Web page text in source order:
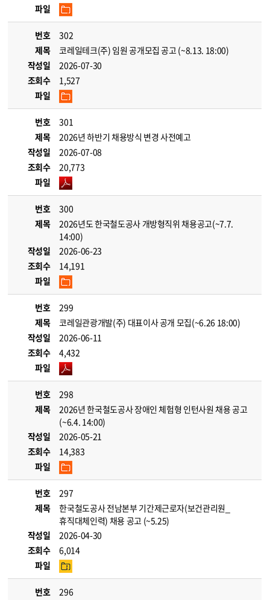
파일
번호
302
제목
코레일테크(주) 임원 공개모집 공고 (~8.13. 18:00)
작성일
2026-07-30
조회수
1,527
파일
번호
301
제목
2026년 하반기 채용방식 변경 사전예고
작성일
2026-07-08
조회수
20,773
파일
번호
300
제목
2026년도 한국철도공사 개방형직위 채용공고(~7.7.
14:00)
작성일
2026-06-23
조회수
14,191
파일
번호
299
제목
코레일관광개발(주) 대표이사 공개 모집(~6.26 18:00)
작성일
2026-06-11
조회수
4,432
파일
번호
298
제목
2026년 한국철도공사 장애인 체험형 인턴사원 채용 공고
(~6.4. 14:00)
작성일
2026-05-21
조회수
14,383
파일
번호
297
제목
한국철도공사 전남본부 기간제근로자(보건관리원_
휴직대체인력) 채용 공고 (~5.25)
작성일
2026-04-30
조회수
6,014
파일
번호
296